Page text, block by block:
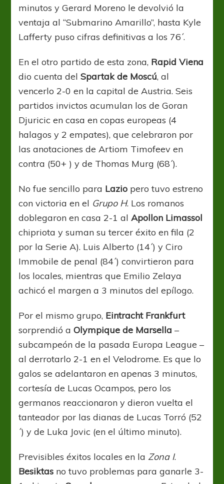
minutos y Gerard Moreno le devolvió la
ventaja al “Submarino Amarillo”, hasta Kyle
Lafferty puso cifras definitivas a los 76´.
En el otro partido de esta zona, Rapid Viena
dio cuenta delSpartak de Moscú, al
vencerlo 2-0 en la capital de Austria. Seis
partidos invictos acumulan los de Goran
Djuricic en casa en copas europeas (4
halagos y 2 empates), que celebraron por
las anotaciones de Artiom Timofeev en
contra (50+ ) y de Thomas Murg (68´).
No fue sencillo para Lazio pero tuvo estreno
con victoria en el Grupo H. Los romanos
doblegaron en casa 2-1 alApollon Limassol
chipriota y suman su tercer éxito en fila (2
por la Serie A). Luis Alberto (14´) y Ciro
Immobile de penal (84´) convirtieron para
los locales, mientras que Emilio Zelaya
achicó el margen a 3 minutos del epílogo.
Por el mismo grupo, Eintracht Frankfurt
sorprendió aOlympique de Marsella –
subcampeón de la pasada Europa League –
al derrotarlo 2-1 en el Velodrome. Es que lo
galos se adelantaron en apenas 3 minutos,
cortesía de Lucas Ocampos, pero los
germanos reaccionaron y dieron vuelta el
tanteador por las dianas de Lucas Torró (52
´) y de Luka Jovic (en el último minuto).
Previsibles éxitos locales en la Zona I.
Besiktas no tuvo problemas para ganarle 3-